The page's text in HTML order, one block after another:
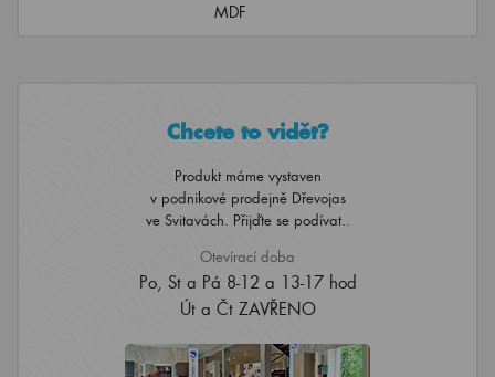
MDF
Chcete to vidět?
Produkt máme vystaven
v podnikové prodejně Dřevojas
ve Svitavách. Přijďte se podívat..
Otevírací doba
Po, St a Pá 8-12 a 13-17 hod
Út a Čt ZAVŘENO